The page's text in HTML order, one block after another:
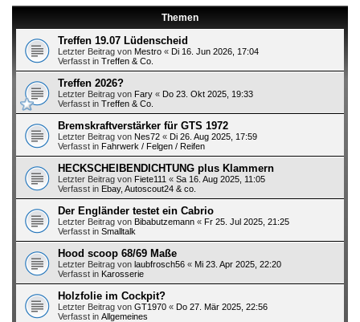
Themen
Treffen 19.07 Lüdenscheid
Letzter Beitrag von Mestro « Di 16. Jun 2026, 17:04
Verfasst in Treffen & Co.
Treffen 2026?
Letzter Beitrag von Fary « Do 23. Okt 2025, 19:33
Verfasst in Treffen & Co.
Bremskraftverstärker für GTS 1972
Letzter Beitrag von Nes72 « Di 26. Aug 2025, 17:59
Verfasst in Fahrwerk / Felgen / Reifen
HECKSCHEIBENDICHTUNG plus Klammern
Letzter Beitrag von Fiete111 « Sa 16. Aug 2025, 11:05
Verfasst in Ebay, Autoscout24 & co.
Der Engländer testet ein Cabrio
Letzter Beitrag von Bibabutzemann « Fr 25. Jul 2025, 21:25
Verfasst in Smalltalk
Hood scoop 68/69 Maße
Letzter Beitrag von laubfrosch56 « Mi 23. Apr 2025, 22:20
Verfasst in Karosserie
Holzfolie im Cockpit?
Letzter Beitrag von GT1970 « Do 27. Mär 2025, 22:56
Verfasst in Allgemeines